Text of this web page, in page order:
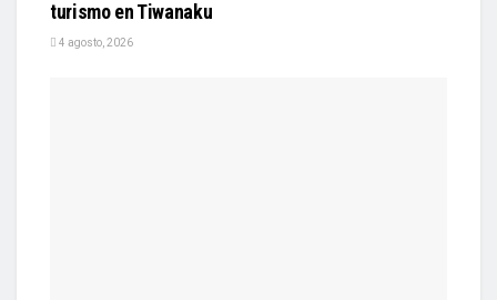
turismo en Tiwanaku
4 agosto, 2026